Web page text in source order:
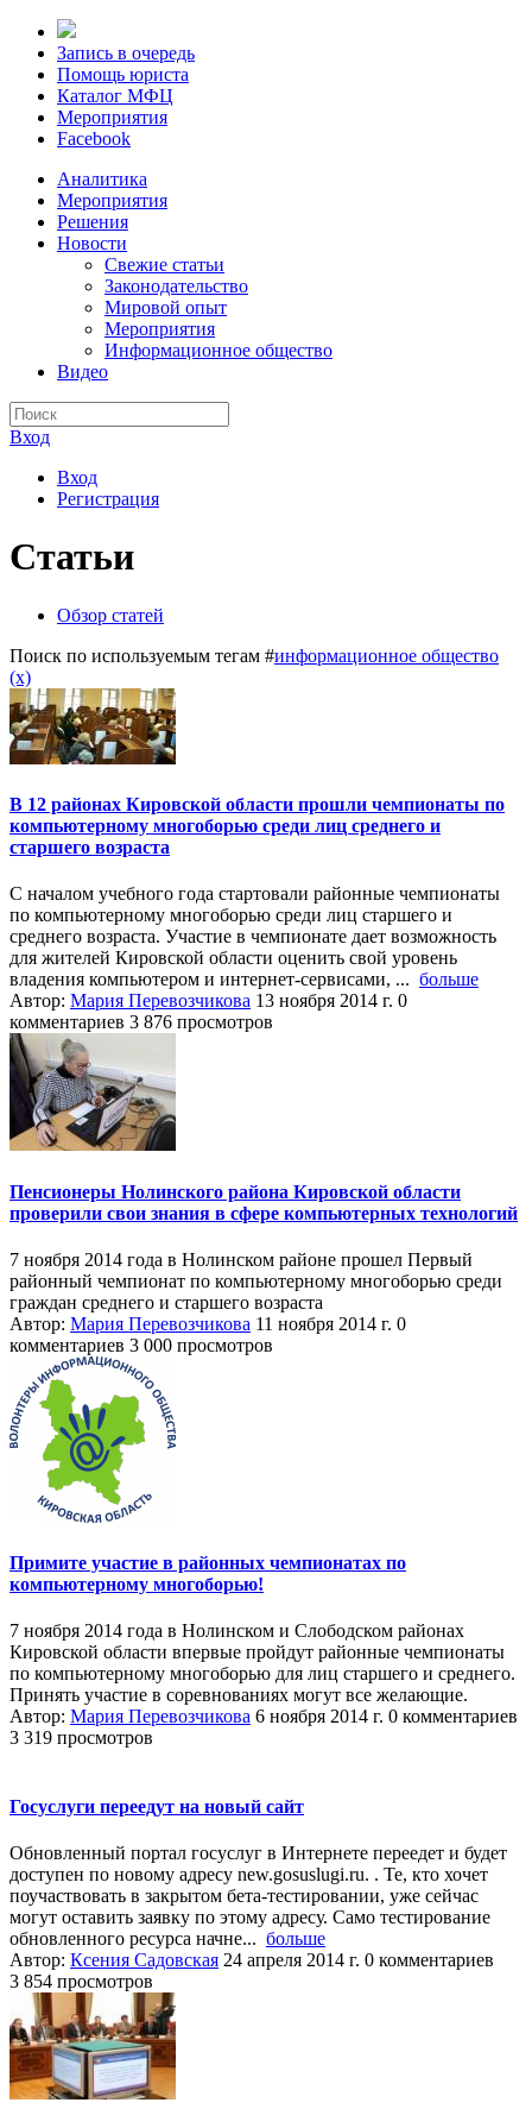
Запись в очередь
Помощь юриста
Каталог МФЦ
Мероприятия
Facebook
Аналитика
Мероприятия
Решения
Новости
Свежие статьи
Законодательство
Мировой опыт
Мероприятия
Информационное общество
Видео
Вход
Вход
Регистрация
Статьи
Обзор статей
Поиск по используемым тегам #информационное общество
(x)
В 12 районах Кировской области прошли чемпионаты по
компьютерному многоборью среди лиц среднего и
старшего возраста
С началом учебного года стартовали районные чемпионаты
по компьютерному многоборью среди лиц старшего и
среднего возраста. Участие в чемпионате дает возможность
для жителей Кировской области оценить свой уровень
владения компьютером и интернет-сервисами, ... больше
Автор: Мария Перевозчикова 13 ноября 2014 г. 0
комментариев 3 876 просмотров
Пенсионеры Нолинского района Кировской области
проверили свои знания в сфере компьютерных технологий
7 ноября 2014 года в Нолинском районе прошел Первый
районный чемпионат по компьютерному многоборью среди
граждан среднего и старшего возраста
Автор: Мария Перевозчикова 11 ноября 2014 г. 0
комментариев 3 000 просмотров
Примите участие в районных чемпионатах по
компьютерному многоборью!
7 ноября 2014 года в Нолинском и Слободском районах
Кировской области впервые пройдут районные чемпионаты
по компьютерному многоборью для лиц старшего и среднего.
Принять участие в соревнованиях могут все желающие.
Автор: Мария Перевозчикова 6 ноября 2014 г. 0 комментариев
3 319 просмотров
Госуслуги переедут на новый сайт
Обновленный портал госуслуг в Интернете переедет и будет
доступен по новому адресу new.gosuslugi.ru. . Те, кто хочет
поучаствовать в закрытом бета-тестировании, уже сейчас
могут оставить заявку по этому адресу. Само тестирование
обновленного ресурса начне... больше
Автор: Ксения Садовская 24 апреля 2014 г. 0 комментариев
3 854 просмотров